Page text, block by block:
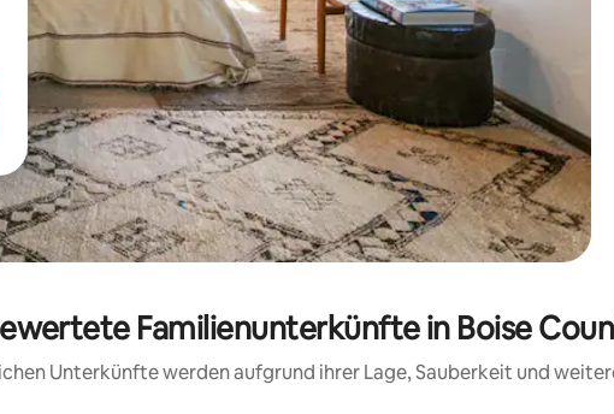
Familienunterkünfte in Boise
Unterkünfte werden aufgrund ihrer Lage, Sauberkeit und